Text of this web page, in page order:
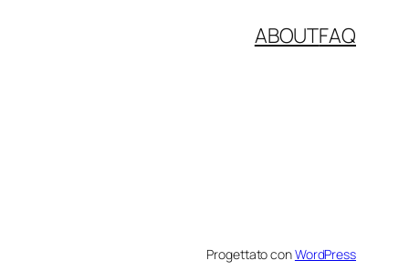
ABOUTFAQ
Progettato conWordPress